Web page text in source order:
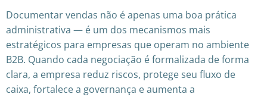
Documentar vendas não é apenas uma boa prática
administrativa — é um dos mecanismos mais
estratégicos para empresas que operam no ambiente
B2B. Quando cada negociação é formalizada de forma
clara, a empresa reduz riscos, protege seu fluxo de
caixa, fortalece a governança e aumenta a